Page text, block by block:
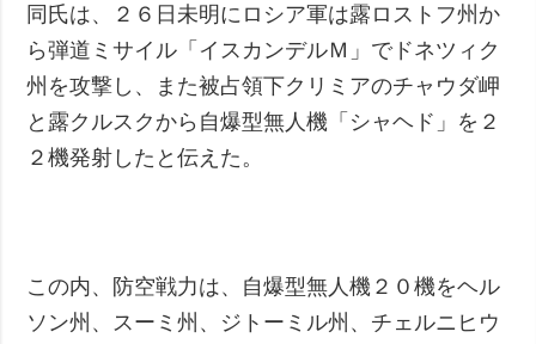
同氏は、２６日未明にロシア軍は露ロストフ州か
ら弾道ミサイル「イスカンデルＭ」でドネツィク
州を攻撃し、また被占領下クリミアのチャウダ岬
と露クルスクから自爆型無人機「シャヘド」を２
２機発射したと伝えた。
この内、防空戦力は、自爆型無人機２０機をヘル
ソン州、スーミ州、ジトーミル州、チェルニヒウ